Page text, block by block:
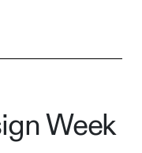
Week